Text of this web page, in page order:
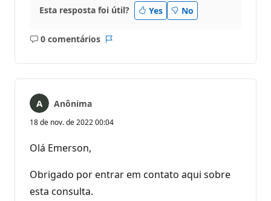
Esta resposta foi útil? Yes No
0 comentários
Sem
Anônima
18 de nov. de 2022 00:04
Olá Emerson,
Obrigado por entrar em contato aqui sobre
esta consulta.